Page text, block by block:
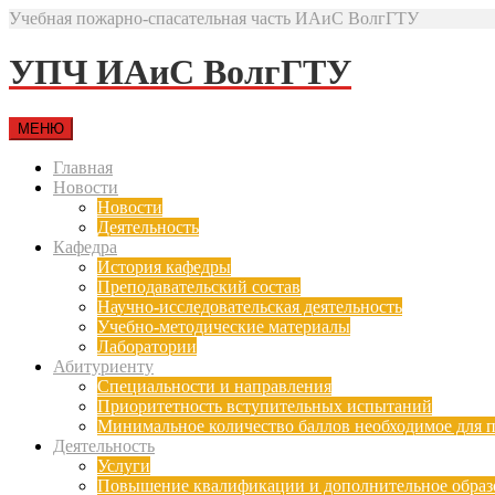
Учебная пожарно-спасательная часть ИАиС ВолгГТУ
УПЧ ИАиС ВолгГТУ
МЕНЮ
Главная
Новости
Новости
Деятельность
Кафедра
История кафедры
Преподавательский состав
Научно-исследовательская деятельность
Учебно-методические материалы
Лаборатории
Абитуриенту
Специальности и направления
Приоритетность вступительных испытаний
Минимальное количество баллов необходимое для
Деятельность
Услуги
Повышение квалификации и дополнительное